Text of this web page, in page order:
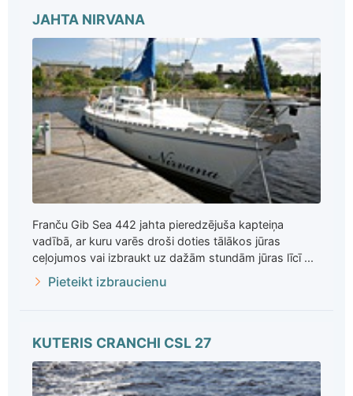
JAHTA NIRVANA
Franču Gib Sea 442 jahta pieredzējuša kapteiņa
vadībā, ar kuru varēs droši doties tālākos jūras
ceļojumos vai izbraukt uz dažām stundām jūras līcī ...
Pieteikt izbraucienu
KUTERIS CRANCHI CSL 27